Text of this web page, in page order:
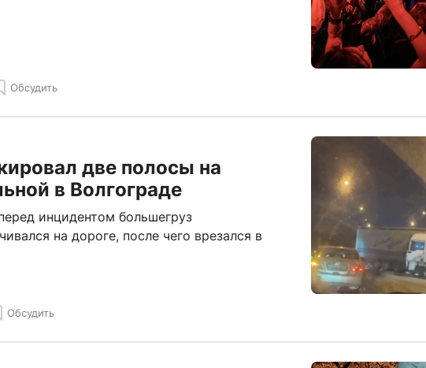
Обсудить
две полосы на
в Волгограде
инцидентом большегруз
на дороге, после чего врезался в
Обсудить